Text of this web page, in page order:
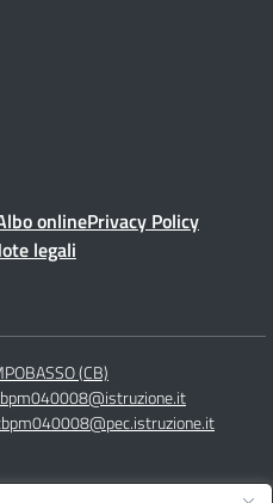
onlinePrivacy Policy
legali
(CB)